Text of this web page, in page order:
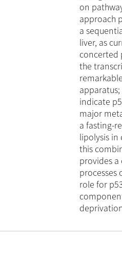
on
approach
a
liver, as
concerted
the
indicate
major
a fasting-
lipolysis in
this
provides
processes
role for